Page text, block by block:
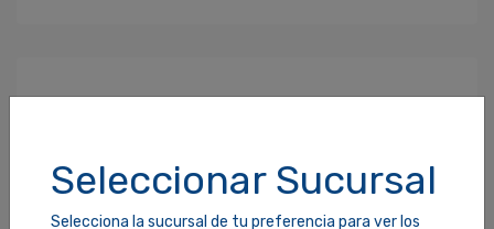
Seleccionar Sucursal
Selecciona la sucursal de tu preferencia para ver los